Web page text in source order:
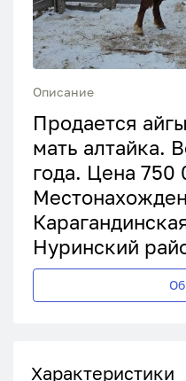
Описание
Продается
мать алтайка.
года. Цена 750
Нуринский
Характеристики